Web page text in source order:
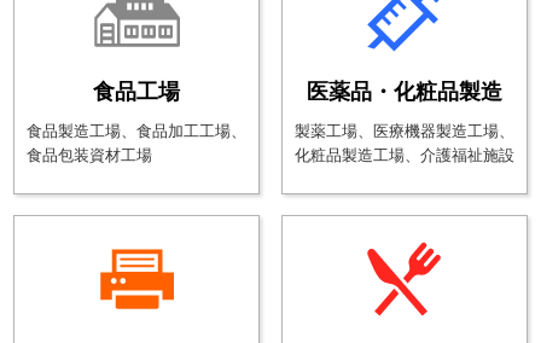
食品工場
食品製造工場、食品加工工場、
食品包装資材工場
医薬品・化粧品製造
製薬工場、医療機器製造工場、
化粧品製造工場、介護福祉施設